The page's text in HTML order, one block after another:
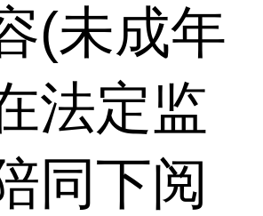
(未成年
法定监
同下阅